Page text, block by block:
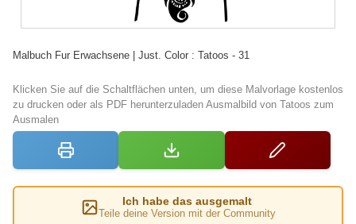
Malbuch Fur Erwachsene | Just. Color : Tatoos - 31
Klicken Sie auf die Schaltflächen unten, um diese Malvorlage kostenlos
zu drucken oder als PDF herunterzuladen Ausmalbild von Tatoos zum
Ausmalen
Ich habe das ausgemalt
Teile deine Version mit der Community